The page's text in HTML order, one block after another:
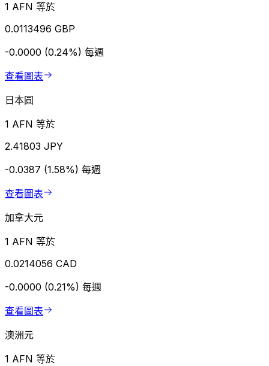
1 AFN 等於
0.0113496 GBP
-0.0000 (0.24%) 每週
查看圖表
日本圓
1 AFN 等於
2.41803 JPY
-0.0387 (1.58%) 每週
查看圖表
加拿大元
1 AFN 等於
0.0214056 CAD
-0.0000 (0.21%) 每週
查看圖表
澳洲元
1 AFN 等於